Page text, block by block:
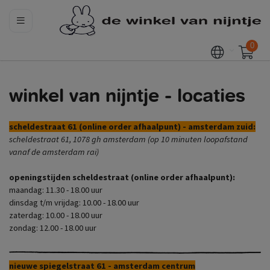
0
winkel van nijntje - locaties
scheldestraat 61 (online order afhaalpunt) - amsterdam zuid:
scheldestraat 61, 1078 gh amsterdam (op 10 minuten loopafstand
vanaf de amsterdam rai)
openingstijden scheldestraat (online order afhaalpunt):
maandag: 11.30 - 18.00 uur
dinsdag t/m vrijdag: 10.00 - 18.00 uur
zaterdag: 10.00 - 18.00 uur
zondag: 12.00 - 18.00 uur
nieuwe spiegelstraat 61 - amsterdam centrum